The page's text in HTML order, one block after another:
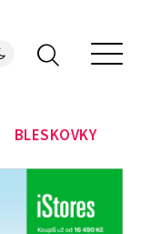
BLESKOVKY